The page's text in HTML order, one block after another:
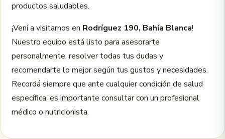
productos saludables.
¡Vení a visitarnos en Rodríguez 190, Bahía Blanca!
Nuestro equipo está listo para asesorarte
personalmente, resolver todas tus dudas y
recomendarte lo mejor según tus gustos y necesidades.
Recordá siempre que ante cualquier condición de salud
específica, es importante consultar con un profesional
médico o nutricionista.